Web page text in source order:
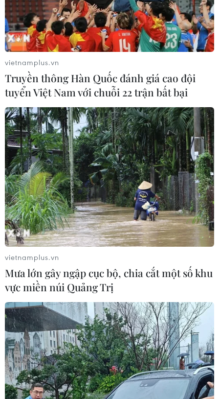
Bắc vùng England, làm 3 trẻ em thiệt mạng và 7 người
trong tình trạng bị thương nặng.
Anh bắt giữ nghi phạm tấn công bằng dao
nhằm vào một binh sỹ
24/07/2024 14:12
Quyền cảnh sát trưởng Richard Woolley cho biết chưa
rõ động cơ của vụ tấn công, song cảnh sát đang điều
tra xem liệu nghi phạm có các vấn đề "liên quan đến
sức khỏe tâm thần" hay không.
vietnamplus.vn
Truyền thông Hàn Quốc đánh giá cao đội
tuyển Việt Nam với chuỗi 22 trận bất bại
vietnamplus.vn
Mưa lớn gây ngập cục bộ, chia cắt một số khu
vực miền núi Quảng Trị